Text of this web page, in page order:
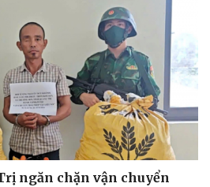
ngăn chặn vận chuyển